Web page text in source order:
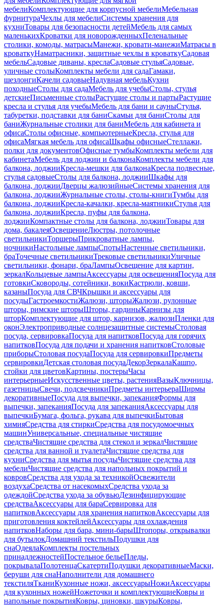
мебелиКомплектующие для корпусной мебелиМебельная
фурнитураЧехлы для мебелиСистемы хранения для
кухниТовары для безопасности детейМебель для самых
маленькихКроватки для новорожденныхПеленальные
столики, комоды, матрасыМанежи, кровати-манежиМатрасы в
кроваткуНаматрасники, защитные чехлы в кроваткуСадовая
мебельСадовые диваны, креслаСадовые стульяСадовые,
уличные столыКомплекты мебели для садаГамаки,
шезлонгиКачели садовыеНадувная мебельКухни
походныеСтолы для садаМебель для учебыСтолы, стулья
детскиеПисьменные столыРастущие столы и партыРастущие
кресла и стулья для учебыМебель для бани и сауныСтулья,
табуретки, подставки для баниСкамьи для баниСтолы для
баниЖурнальные столики для баниМебель для кабинета и
офисаСтолы офисные, компьютерныеКресла, стулья для
офисаМягкая мебель для офисаШкафы офисныеСтеллажи,
полки для документовОфисные тумбыКомплекты мебели для
кабинетаМебель для лоджии и балконаКомплекты мебели для
балкона, лоджииКресла-мешки для балконаКресла подвесные,
стулья садовыеСтолы для балкона, лоджииШкафы для
балкона, лоджииДверцы жалюзийныеСистемы хранения для
балкона, лоджииЖурнальные столы, столы-книгиТумбы для
балкона, лоджииКресла-качалки, кресла-маятникиСтулья для
балкона, лоджииКресла, пуфы для балкона,
лоджииКомпактные столы для балкона, лоджииТовары для
дома, бакалеяОсвещениеЛюстры, потолочные
светильникиТоршерыПрикроватные лампы,
ночникиНастольные лампыСпотыНастенные светильники,
браТочечные светильникиТрековые светильникиУличные
светильники, фонари, браЛампыОсвещение для картин,
зеркалКольцевые лампыАксессуары для освещенияПосуда для
готовкиСковороды, сотейники, вокиКастрюли, ковши,
казаныПосуда для СВЧКрышки и аксессуары для
посудыГастроемкостиЖалюзи, шторыЖалюзи, рулонные
шторы, римские шторыШторы, гардиныКарнизы для
шторКомплектующие для штор, карнизов, жалюзиПленки для
оконЭлектроприводные солнцезащитные системыСтоловая
посуда, сервировкаПосуда для напитковПосуда для горячих
напитковПосуда для подачи и хранения напитковСтоловые
приборыСтоловая посудаПосуда для сервировкиПредметы
сервировкиДетская столовая посудаДекорЗеркалаКашпо,
стойки для цветовКартины, постерыЧасы
интерьерныеИскусственные цветы, растенияВазыКлючницы,
газетницыСвечи, подсвечникиПредметы интерьераШирмы
декоративныеПосуда для выпечки, запеканияФормы для
выпечки, запеканияПосуда для запеканияАксессуары для
выпечкиБумага, фольга, рукава для выпечкиБытовая
химияСредства для стиркиСредства для посудомоечных
машинУниверсальные, специальные чистящие
средстваЧистящие средства для стекол и зеркалЧистящие
средства для ванной и туалетаЧистящие средства для
кухниСредства для мытья посудыЧистящие средства для
мебелиЧистящие средства для напольных покрытий и
ковровСредства для ухода за техникойОсвежители
воздухаСредства от насекомыхСредства ухода за
одеждойСредства ухода за обувьюДезинфицирующие
средстваАксессуары для бараСервировка для
напитковАксессуары для хранения напитковАксессуары для
приготовления коктейлейАксессуары для охлаждения
напитковНаборы для бара, мини-барыШтопоры, открывалки
для бутылокДомашний текстильПодушки для
снаОдеялаКомплекты постельных
принадлежностейПостельное бельеПледы,
покрывалаПолотенцаСкатертиПодушки декоративныеМаски,
беруши для снаНаполнители для домашнего
текстиляТканиКухонные ножи, аксессуарыНожиАксессуары
для кухонных ножейНожеточки и комплектующиеКовры и
напольные покрытияКовры, циновки, шкурыКовры,